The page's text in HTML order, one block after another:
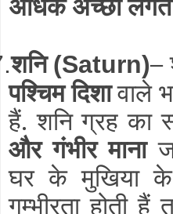
शनि(Saturn)–
पश्चिम दिशावाले
हैं. शनि ग्रह का
और गंभीर माना
घर के मुखिया
गम्भीरता होती